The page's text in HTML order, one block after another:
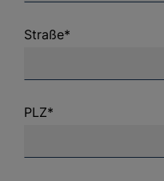
Straße*
PLZ*